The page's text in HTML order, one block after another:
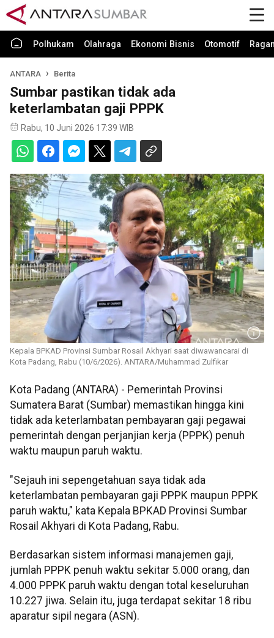
Polhukam Olahraga Ekonomi Bisnis Otomotif
ANTARA Berita
Sumbar pastikan tidak ada
keterlambatan gaji PPPK
Rabu, 10 Juni 2026 17:39 WIB
Kepala BPKAD Provinsi Sumbar Rosail Akhyari saat diwawancarai di
Kota Padang, Rabu (10/6/2026). ANTARA/Muhammad Zulfikar
Kota Padang (ANTARA) - Pemerintah Provinsi
Sumatera Barat (Sumbar) memastikan hingga kini
tidak ada keterlambatan pembayaran gaji pegawai
pemerintah dengan perjanjian kerja (PPPK) penuh
waktu maupun paruh waktu.
"Sejauh ini sepengetahuan saya tidak ada
keterlambatan pembayaran gaji PPPK maupun PPPK
paruh waktu," kata Kepala BPKAD Provinsi Sumbar
Rosail Akhyari di Kota Padang, Rabu.
Berdasarkan sistem informasi manajemen gaji,
jumlah PPPK penuh waktu sekitar 5.000 orang, dan
4.000 PPPK paruh waktu dengan total keseluruhan
10.227 jiwa. Selain itu, juga terdapat sekitar 18 ribu
aparatur sipil negara (ASN).